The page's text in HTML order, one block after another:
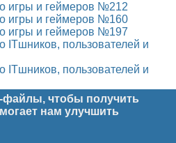
игры и геймеров №212
игры и геймеров №160
игры и геймеров №197
ITшников, пользователей и
ITшников, пользователей и
Юмор Блог
Мультимедиа
чтобы получить
нам улучшить